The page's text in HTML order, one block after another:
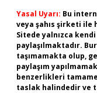
Yasal Uyarı: Bu
veya şahıs şirketi ile
Sitede yalnızca
paylaşılmaktadır.
taşımamakta olup,
paylaşım
benzerlikleri
taslak halindedir ve